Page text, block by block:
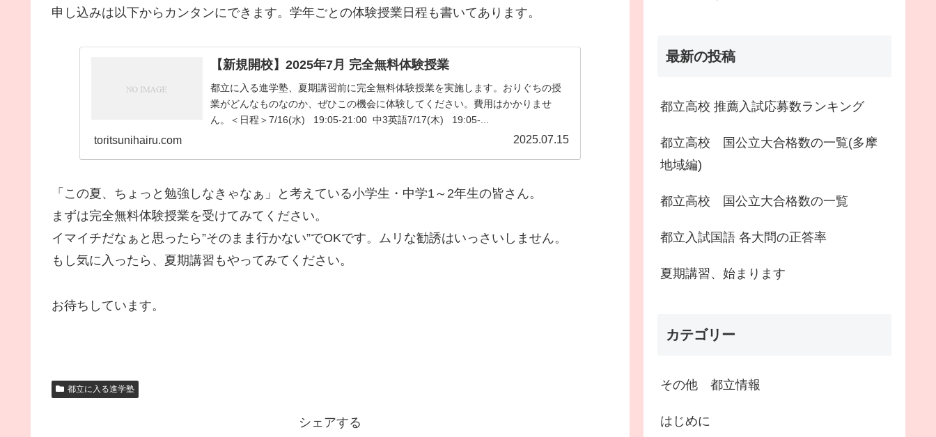
申し込みは以下からカンタンにできます。学年ごとの体験授業日程も書いてあります。
【新規開校】2025年7月 完全無料体験授業
都立に入る進学塾、夏期講習前に完全無料体験授業を実施します。おりぐちの授
業がどんなものなのか、ぜひこの機会に体験してください。費用はかかりませ
ん。＜日程＞7/16(水) 19:05-21:00 中3英語7/17(木) 19:05-...
toritsunihairu.com 2025.07.15
「この夏、ちょっと勉強しなきゃなぁ」と考えている小学生・中学1～2年生の皆さん。
まずは完全無料体験授業を受けてみてください。
イマイチだなぁと思ったら”そのまま行かない”でOKです。ムリな勧誘はいっさいしません。
もし気に入ったら、夏期講習もやってみてください。
お待ちしています。
都立に入る進学塾
シェアする
最新の投稿
都立高校 推薦入試応募数ランキング
都立高校 国公立大合格数の一覧(多摩
地域編)
都立高校 国公立大合格数の一覧
都立入試国語 各大問の正答率
夏期講習、始まります
カテゴリー
その他 都立情報
はじめに